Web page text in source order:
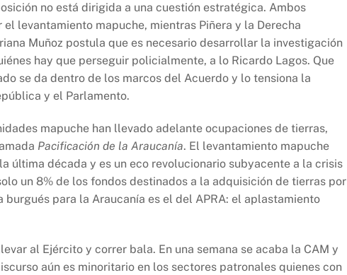
no está dirigida a una cuestión estratégica. Ambos
levantamiento mapuche, mientras Piñera y la Derecha
Muñoz postula que es necesario desarrollar la investigación
hay que perseguir policialmente, a lo Ricardo Lagos. Que
se da dentro de los marcos del Acuerdo y lo tensiona la
y el Parlamento.
mapuche han llevado adelante ocupaciones de tierras,
Pacificación de la Araucanía. El levantamiento mapuche
última década y es un eco revolucionario subyacente a la crisis
un 8% de los fondos destinados a la adquisición de tierras por
para la Araucanía es el del APRA: el aplastamiento
al Ejército y correr bala. En una semana se acaba la CAM y
aún es minoritario en los sectores patronales quienes con